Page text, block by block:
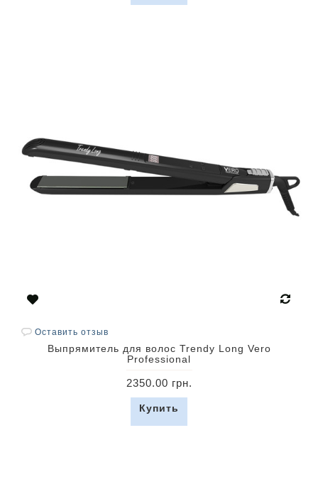
Оставить отзыв
Выпрямитель для волос Trendy Long Vero
Professional
2350.00 грн.
Купить